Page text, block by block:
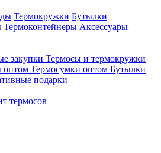
Термокружки Бутылки
Термоконтейнеры Аксессуары
закупки Термосы и термокружки
оптом Термосумки оптом Бутылки
подарки
термосов